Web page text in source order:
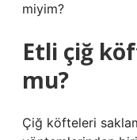
miyim?
Etli çiğ
mu?
Çiğ köfteleri